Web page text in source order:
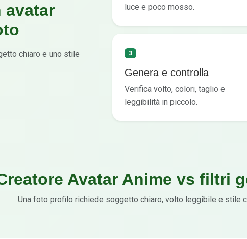
avatar
chiaro e uno stile
luce e poco mosso.
3
Genera e controlla
Verifica volto, colori, taglio e
leggibilità in piccolo.
Avatar Anime vs filtri
Una foto profilo richiede soggetto chiaro, volto leggibile e stile